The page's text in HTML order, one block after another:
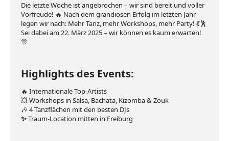
Die letzte Woche ist angebrochen – wir sind bereit und voller
Vorfreude! 🔥 Nach dem grandiosen Erfolg im letzten Jahr
legen wir nach: Mehr Tanz, mehr Workshops, mehr Party! 💃🕺
Sei dabei am 22. März 2025 – wir können es kaum erwarten!
🎊
Highlights des Events:
🔥 Internationale Top-Artists
💥 Workshops in Salsa, Bachata, Kizomba & Zouk
🎶 4 Tanzflächen mit den besten DJs
✨Traum-Location mitten in Freiburg